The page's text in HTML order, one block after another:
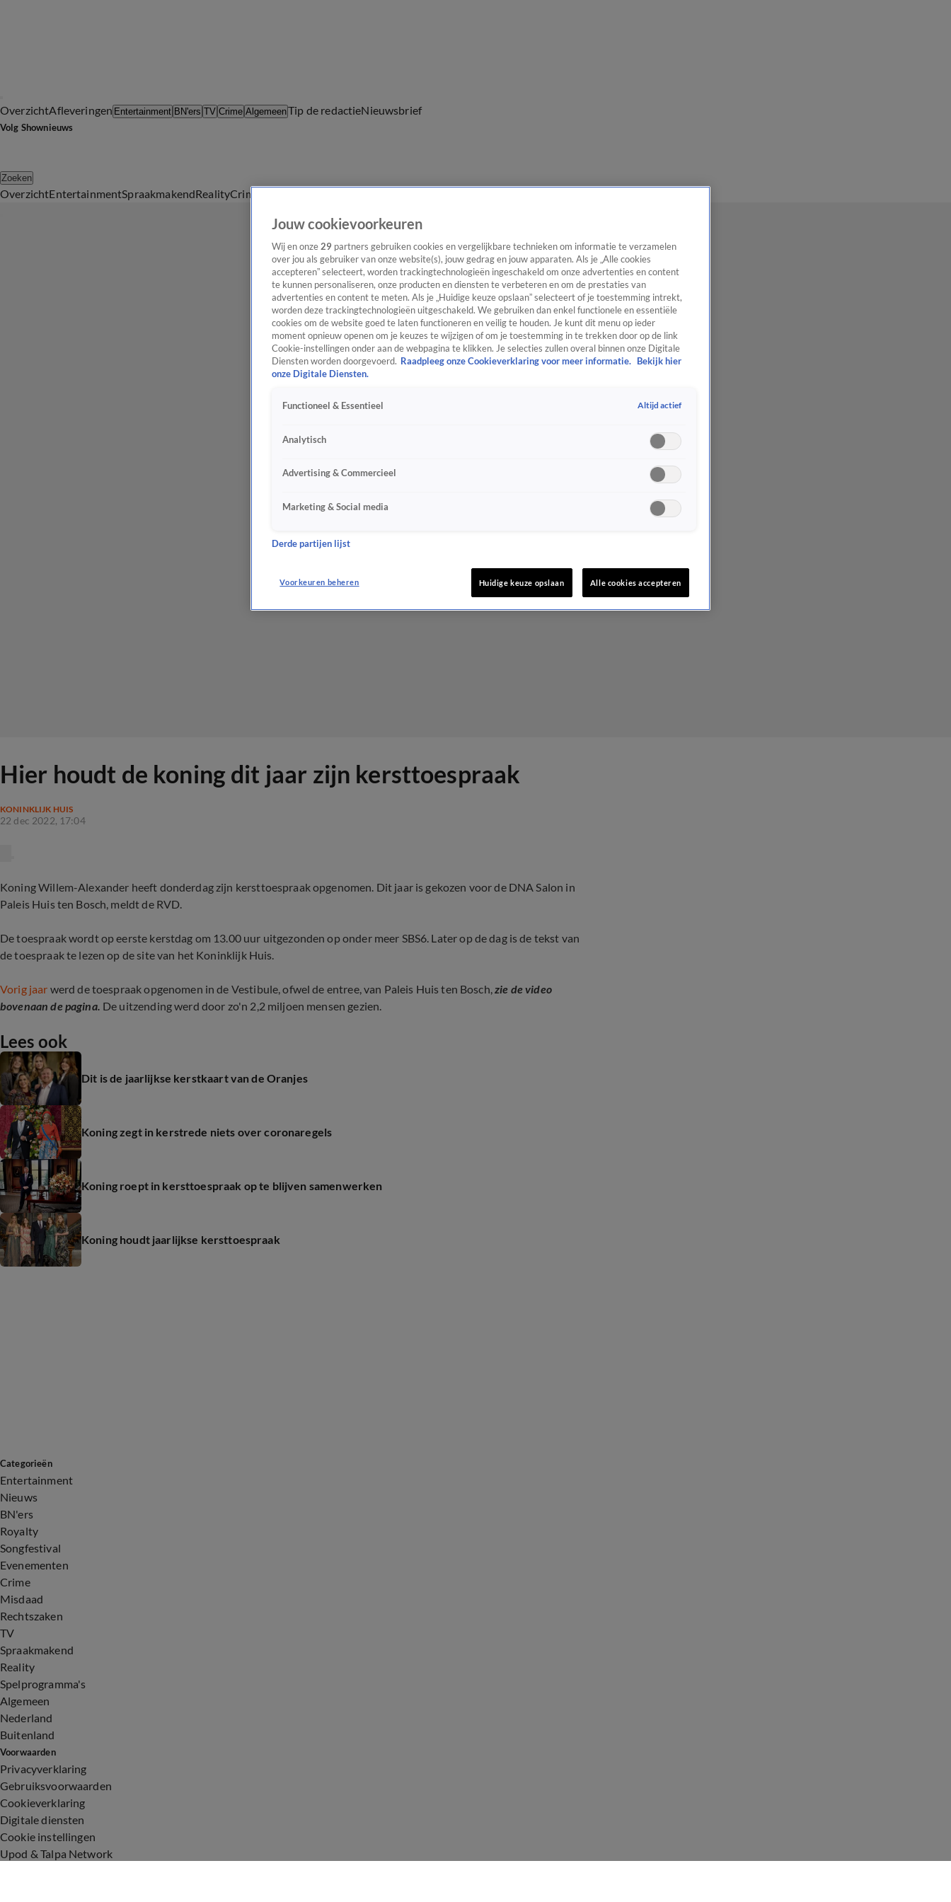
OverzichtAfleveringen Entertainment BN'ers TV Crime AlgemeenTip de redactieNieuwsbrief
Volg Shownieuws
Zoeken
OverzichtEntertainmentSpraakmakendRealityCrime
Hier houdt de koning dit jaar zijn kersttoespraak
KONINKLIJK HUIS
22 dec 2022, 17:04
Koning Willem-Alexander heeft donderdag zijn kersttoespraak opgenomen. Dit jaar is gekozen voor de DNA Salon in
Paleis Huis ten Bosch, meldt de RVD.
De toespraak wordt op eerste kerstdag om 13.00 uur uitgezonden op onder meer SBS6. Later op de dag is de tekst van
de toespraak te lezen op de site van het Koninklijk Huis.
Vorig jaar werd de toespraak opgenomen in de Vestibule, ofwel de entree, van Paleis Huis ten Bosch,zie de video
bovenaan de pagina. De uitzending werd door zo'n 2,2 miljoen mensen gezien.
Lees ook
Dit is de jaarlijkse kerstkaart van de Oranjes
Koning zegt in kerstrede niets over coronaregels
Koning roept in kersttoespraak op te blijven samenwerken
Koning houdt jaarlijkse kersttoespraak
Categorieën
Entertainment
Nieuws
BN'ers
Royalty
Songfestival
Evenementen
Crime
Misdaad
Rechtszaken
TV
Spraakmakend
Reality
Spelprogramma's
Algemeen
Nederland
Buitenland
Voorwaarden
Privacyverklaring
Gebruiksvoorwaarden
Cookieverklaring
Digitale diensten
Cookie instellingen
Upod & Talpa Network
Jouw cookievoorkeuren
Wij en onze 29 partners gebruiken cookies en vergelijkbare technieken om informatie te verzamelen
over jou als gebruiker van onze website(s), jouw gedrag en jouw apparaten. Als je „Alle cookies
accepteren” selecteert, worden trackingtechnologieën ingeschakeld om onze advertenties en content
te kunnen personaliseren, onze producten en diensten te verbeteren en om de prestaties van
advertenties en content te meten. Als je „Huidige keuze opslaan” selecteert of je toestemming intrekt,
worden deze trackingtechnologieën uitgeschakeld. We gebruiken dan enkel functionele en essentiële
cookies om de website goed te laten functioneren en veilig te houden. Je kunt dit menu op ieder
moment opnieuw openen om je keuzes te wijzigen of om je toestemming in te trekken door op de link
Cookie-instellingen onder aan de webpagina te klikken. Je selecties zullen overal binnen onze Digitale
Diensten worden doorgevoerd. Raadpleeg onze Cookieverklaring voor meer informatie.
Bekijk hier
onze Digitale Diensten.
Functioneel & Essentieel Altijd actief
Analytisch
Advertising & Commercieel
Marketing & Social media
Derde partijen lijst
Voorkeuren beheren Huidige keuze opslaan Alle cookies accepteren